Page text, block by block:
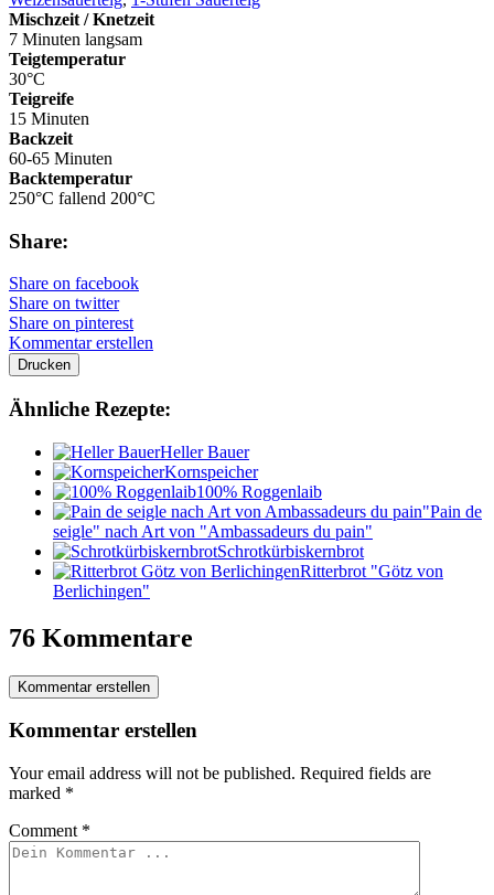
Mischzeit / Knetzeit
7 Minuten langsam
Teigtemperatur
30°C
Teigreife
15 Minuten
Backzeit
60-65 Minuten
Backtemperatur
250°C fallend 200°C
Share:
Share on facebook
Share on twitter
Share on pinterest
Kommentar erstellen
Drucken
Ähnliche Rezepte:
Heller Bauer
Kornspeicher
100% Roggenlaib
"Pain de
seigle" nach Art von "Ambassadeurs du pain"
Schrotkürbiskernbrot
Ritterbrot "Götz von
Berlichingen"
76 Kommentare
Kommentar erstellen
Kommentar erstellen
Your email address will not be published. Required fields are
marked *
Comment *